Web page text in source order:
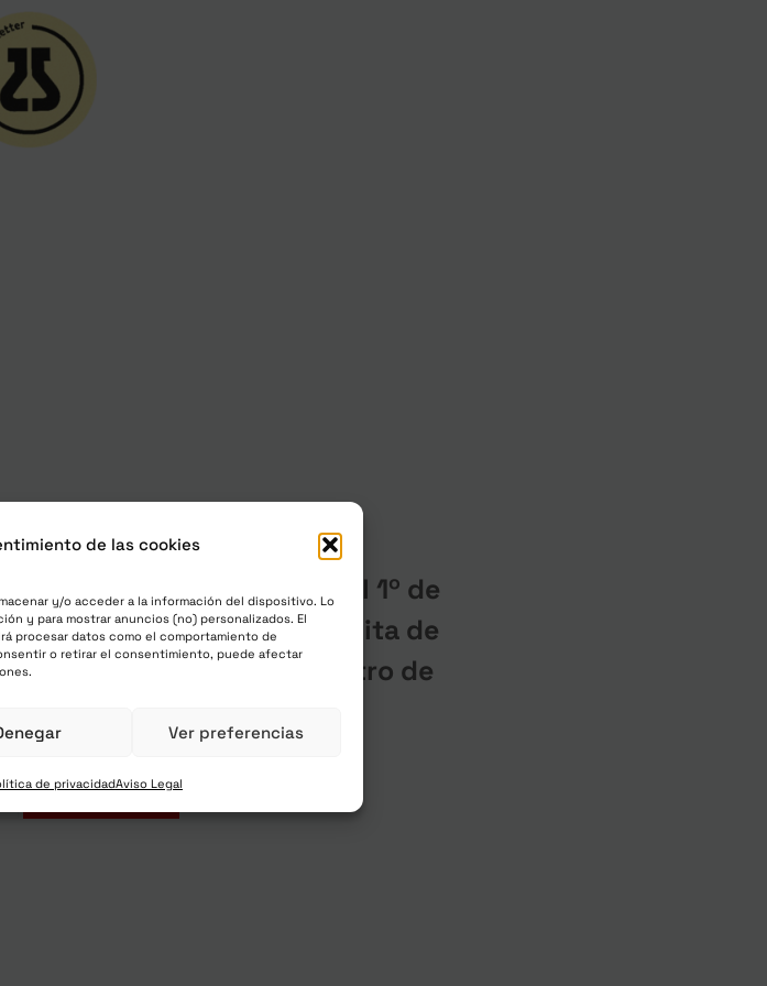
de las cookies
y/o acceder a la información del dispositivo. Lo
y para mostrar anuncios (no) personalizados. El
procesar datos como el comportamiento de
o retirar el consentimiento, puede afectar
Ver preferencias
de privacidadAviso Legal
impuestos y envío incluidos
el 1º de
mes con una prueba gratuita de
dias y una cuota de registro de
Únete ahora